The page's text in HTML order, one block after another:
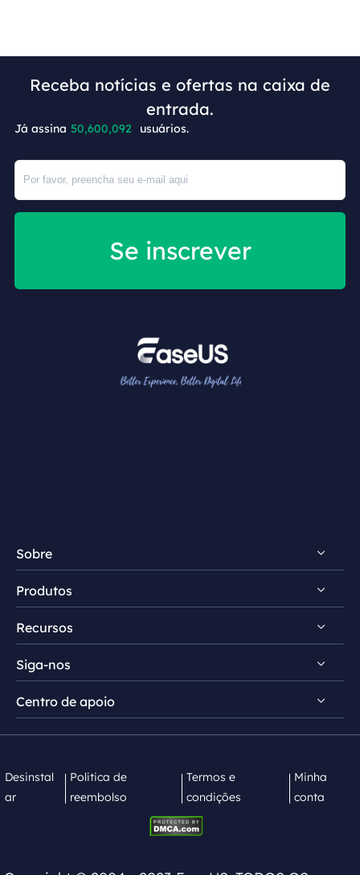
Receba notícias e ofertas na caixa de
entrada.
Já assina 50,600,092 usuários.
Se inscrever
Sobre
Conheça EaseUS
Comentários e prêmios
Contrato de licença
Produtos
RecExperts para Windows
RecExperts para Mac
Screen Recorder Online
Recursos
Dicas de gravação de tela
Mac App Store
Siga-nos
  
Centro de apoio
Desinstal
ar
Politica de
reembolso
Termos e
condições
Minha
conta
+9